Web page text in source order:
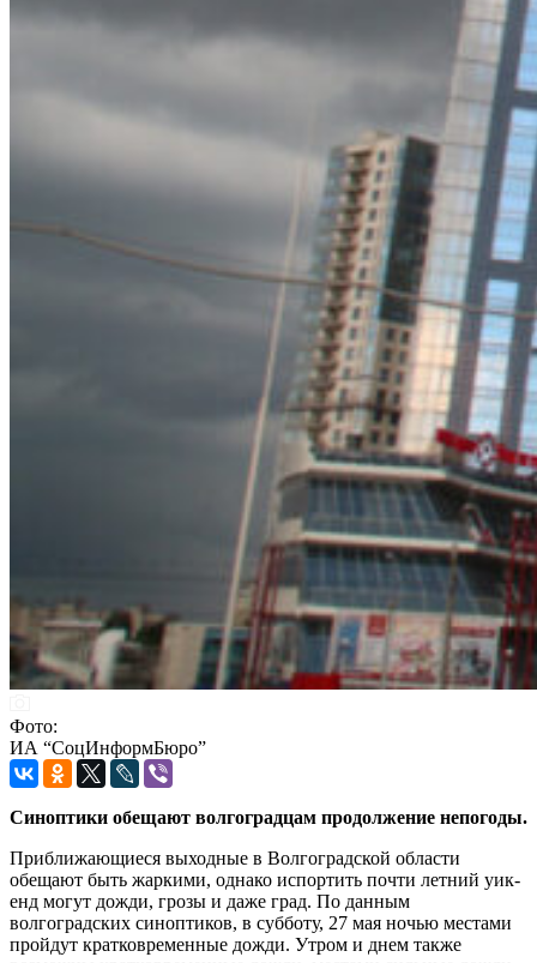
Фото:
ИА “СоцИнформБюро”
Синоптики обещают волгоградцам продолжение непогоды.
Приближающиеся выходные в Волгоградской области
обещают быть жаркими, однако испортить почти летний уик-
енд могут дожди, грозы и даже град. По данным
волгоградских синоптиков, в субботу, 27 мая ночью местами
пройдут кратковременные дожди. Утром и днем также